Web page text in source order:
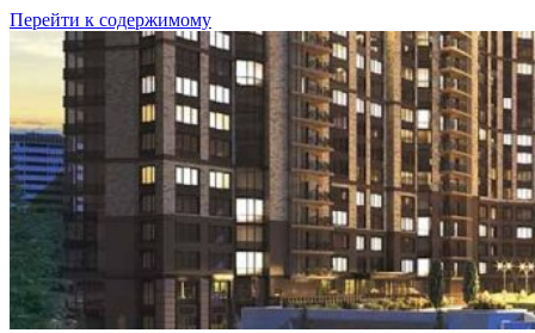
Перейти к содержимому